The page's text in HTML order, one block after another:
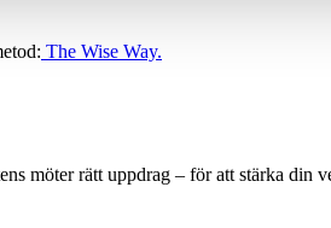
The Wise Way.
möter rätt uppdrag – för att stärka din